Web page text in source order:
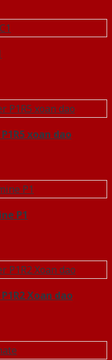
xoan dao
P1
Xoan dao